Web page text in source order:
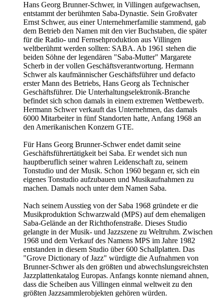
Hans Georg Brunner-Schwer, in Villingen aufgewachsen,
entstammt der berühmten Saba-Dynastie. Sein Großvater
Ernst Schwer, aus einer Unternehmerfamilie stammend, gab
dem Betrieb den Namen mit den vier Buchstaben, die später
für die Radio- und Fernsehproduktion aus Villingen
weltberühmt werden sollten: SABA. Ab 1961 stehen die
beiden Söhne der legendären "Saba-Mutter" Margarete
Scherb in der vollen Geschäftsverantwortung. Hermann
Schwer als kaufmännischer Geschäftsführer und defacto
erster Mann des Betriebs, Hans Georg als Technischer
Geschäftsführer. Die Unterhaltungselektronik-Branche
befindet sich schon damals in einem extremen Wettbewerb.
Hermann Schwer verkauft das Unternehmen, das damals
6000 Mitarbeiter in fünf Standorten hatte, Anfang 1968 an
den Amerikanischen Konzern GTE.
Für Hans Georg Brunner-Schwer endet damit seine
Geschäftsführertätigkeit bei Saba. Er wendet sich nun
hauptberuflich seiner wahren Leidenschaft zu, seinem
Tonstudio und der Musik. Schon 1960 begann er, sich ein
eigenes Tonstudio aufzubauen und Musikaufnahmen zu
machen. Damals noch unter dem Namen Saba.
Nach seinem Ausstieg von der Saba 1968 gründete er die
Musikproduktion Schwarzwald (MPS) auf dem ehemaligen
Saba-Gelände an der Richthofenstraße. Dieses Studio
gelangte in der Musik- und Jazzszene zu Weltruhm. Zwischen
1968 und dem Verkauf des Namens MPS im Jahre 1982
entstanden in diesem Studio über 600 Schallplatten. Das
"Grove Dictionary of Jazz" würdigte die Aufnahmen von
Brunner-Schwer als den größten und abwechslungsreichsten
Jazzplattenkatalog Europas. Anfangs konnte niemand ahnen,
dass die Scheiben aus Villingen einmal weltweit zu den
größten Jazzsammlerobjekten gehören würden.